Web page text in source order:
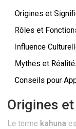
Origines et
Rôles et
Influence
Mythes et
Conseils pour
Origines
Le terme kahuna